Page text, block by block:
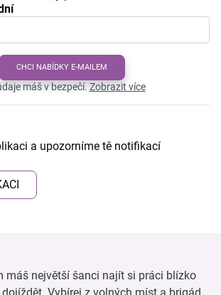
CHCI NABÍDKY E-MAILEM
máš v bezpečí.Zobrazit více
a upozorníme tě notifikací
máš největší šanci najít si práci blízko
Vybírej z volných míst a brigád